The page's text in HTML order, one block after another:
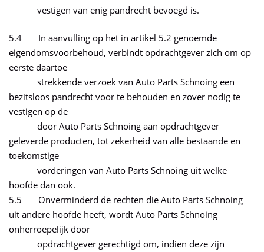
vestigen van enig pandrecht bevoegd is.
5.4 In aanvulling op het in artikel 5.2 genoemde
eigendomsvoorbehoud, verbindt opdrachtgever zich om op
eerste daartoe
strekkende verzoek van Auto Parts Schnoing een
bezitsloos pandrecht voor te behouden en zover nodig te
vestigen op de
door Auto Parts Schnoing aan opdrachtgever
geleverde producten, tot zekerheid van alle bestaande en
toekomstige
vorderingen van Auto Parts Schnoing uit welke
hoofde dan ook.
5.5 Onverminderd de rechten die Auto Parts Schnoing
uit andere hoofde heeft, wordt Auto Parts Schnoing
onherroepelijk door
opdrachtgever gerechtigd om, indien deze zijn